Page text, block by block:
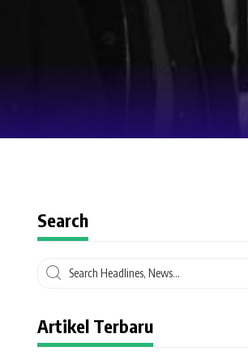
Search
Artikel Terbaru